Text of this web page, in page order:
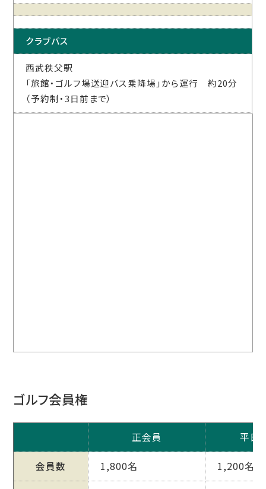
クラブバス
西武秩父駅
「旅館・ゴルフ場送迎バス乗降場」から運行 約20分
（予約制・3日前まで）
ゴルフ会員権
正会員 平日
会員数 1,800名 1,200名